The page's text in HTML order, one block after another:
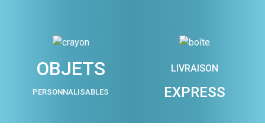
OBJETS
PERSONNALISABLES
LIVRAISON
EXPRESS